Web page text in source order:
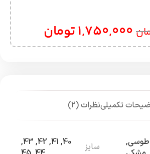
1,750,000تومان
تکمیلینظرات (2)
طوسی,
سایز 40
,
41
,
42
,
43
,